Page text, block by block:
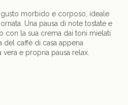
gusto morbido e corposo, ideale
Una pausa di note tostate e
con la sua crema dai toni mielati
caffè di casa appena
e propria pausa relax.